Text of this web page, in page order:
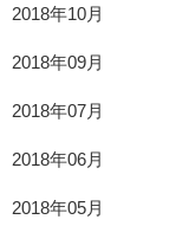
2018年10月
2018年09月
2018年07月
2018年06月
2018年05月